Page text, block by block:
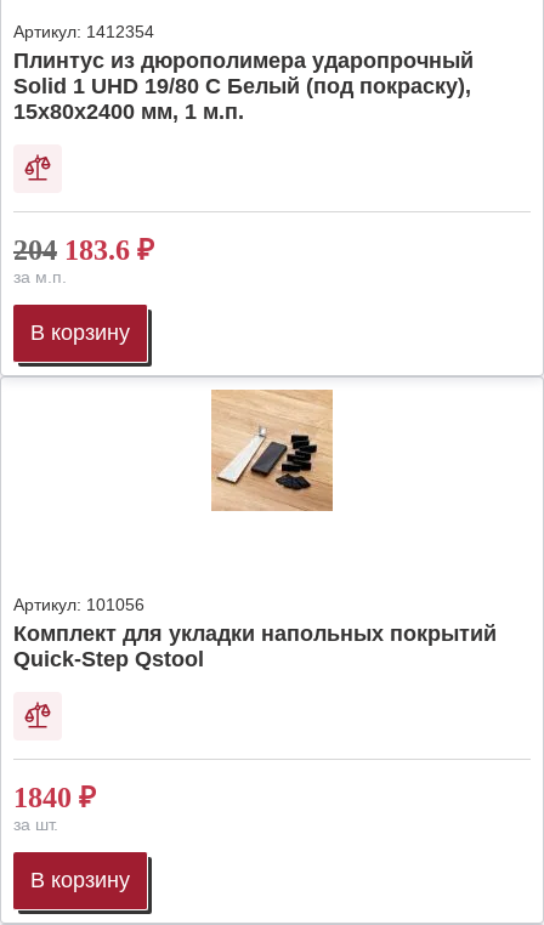
Артикул: 1412354
Плинтус из дюрополимера ударопрочный
Solid 1 UHD 19/80 C Белый (под покраску),
15х80х2400 мм, 1 м.п.
204 183.6 ₽
за м.п.
В корзину
Артикул: 101056
Комплект для укладки напольных покрытий
Quick-Step Qstool
1840 ₽
за шт.
В корзину